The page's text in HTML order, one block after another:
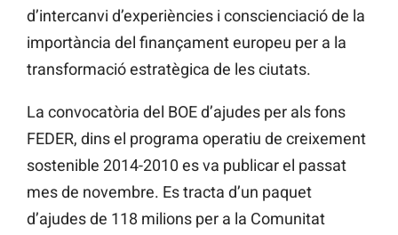
d’intercanvi d’experiències i conscienciació de la
importància del finançament europeu per a la
transformació estratègica de les ciutats.
La convocatòria del BOE d’ajudes per als fons
FEDER, dins el programa operatiu de creixement
sostenible 2014-2010 es va publicar el passat
mes de novembre. Es tracta d’un paquet
d’ajudes de 118 milions per a la Comunitat